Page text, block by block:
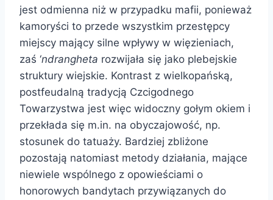
jest odmienna niż w przypadku mafii, ponieważ
kamoryści to przede wszystkim przestępcy
miejscy mający silne wpływy w więzieniach,
zaś ‘ndrangheta rozwijała się jako plebejskie
struktury wiejskie. Kontrast z wielkopańską,
postfeudalną tradycją Czcigodnego
Towarzystwa jest więc widoczny gołym okiem i
przekłada się m.in. na obyczajowość, np.
stosunek do tatuaży. Bardziej zbliżone
pozostają natomiast metody działania, mające
niewiele wspólnego z opowieściami o
honorowych bandytach przywiązanych do